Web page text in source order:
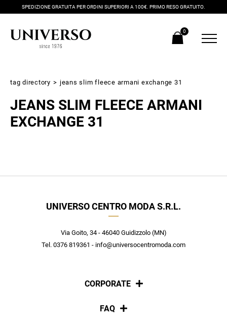
SPEDIZIONE GRATUITA PER ORDINI SUPERIORI A 100€. PRIMO RESO GRATUITO.
0
tag directory > jeans slim fleece armani exchange 31
JEANS SLIM FLEECE ARMANI
EXCHANGE 31
UNIVERSO CENTRO MODA S.R.L.
Via Goito, 34 - 46040 Guidizzolo (MN)
Tel. 0376 819361 - info@universocentromoda.com
CORPORATE
Chi siamo
FAQ
Iscriviti alla newsletter
nuovi arrivi utilizzabile anche in negozio!
Crea il tuo stile grazie ai consigli dei nostri personal shopper e
scopri in anteprima le offerte in esclusiva a te riservate.
ISCRIVITI